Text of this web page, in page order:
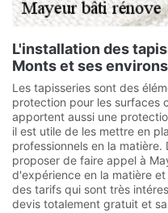
L'installation des
Monts et ses
Les tapisseries sont des
protection pour les surfaces
apportent aussi une
il est utile de les mettre en
professionnels en la
proposer de faire appel à
d'expérience en la matière
des tarifs qui sont très
devis totalement gratuit et